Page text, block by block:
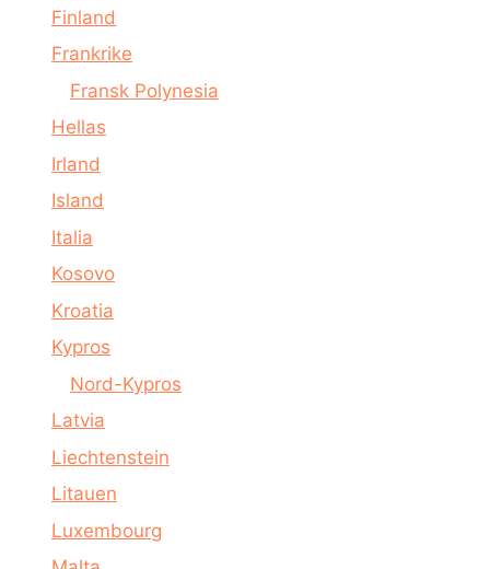
Finland
Frankrike
Fransk Polynesia
Hellas
Irland
Island
Italia
Kosovo
Kroatia
Kypros
Nord-Kypros
Latvia
Liechtenstein
Litauen
Luxembourg